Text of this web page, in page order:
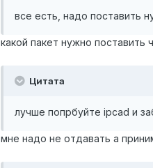
все есть, надо поставить
какой пакет нужно поставить
Цитата
лучше попрбуйте ipcad и
мне надо не отдавать а